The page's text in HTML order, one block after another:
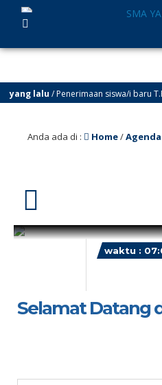
lalu/ Penerimaan siswa/i baru T.P.
Anda ada di : Home/Agenda
waktu :
maaf, acara
Selamat Datang